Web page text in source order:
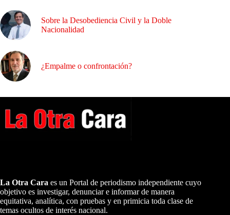
Sobre la Desobediencia Civil y la Doble
Nacionalidad
¿Empalme o confrontación?
La Otra Cara es un Portal de periodismo independiente cuyo
objetivo es investigar, denunciar e informar de manera
equitativa, analítica, con pruebas y en primicia toda clase de
temas ocultos de interés nacional.